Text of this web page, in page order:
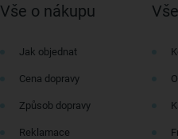
Vše o nákupu
Jak objednat
Cena dopravy
Způsob dopravy
Reklamace